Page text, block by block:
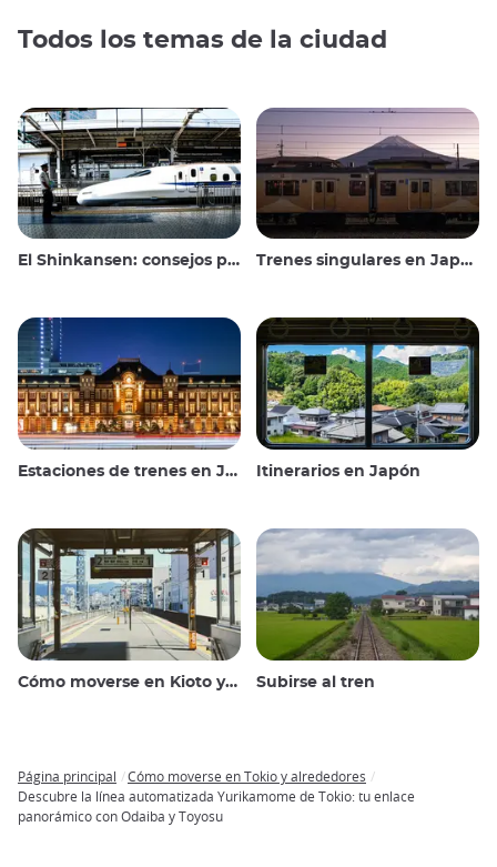
Todos los temas de la ciudad
El Shinkansen: consejos para viajar en el tren bala japonés Trenes singulares en Japón
Estaciones de trenes en Japón Itinerarios en Japón
Cómo moverse en Kioto y alrededores Subirse al tren
Breadcrumb
Página principal
Cómo moverse en Tokio y alrededores
Descubre la línea automatizada Yurikamome de Tokio: tu enlace
panorámico con Odaiba y Toyosu